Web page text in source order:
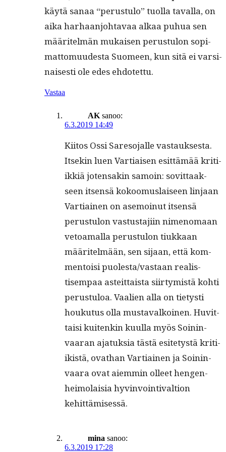
käytä sanaa “perus­tu­lo” tuol­la taval­la, on
aika harhaan­jo­htavaa alkaa puhua sen
määritelmän mukaisen perus­tu­lon sopi­
mat­to­muud­es­ta Suomeen, kun sitä ei varsi­
nais­es­ti ole edes ehdotettu.
Vastaa
AK sanoo:
6.3.2019 14:49
Kiitos Ossi Sare­so­jalle vas­tauk­ses­ta.
Itsekin luen Var­ti­aisen esit­tämää kri­ti­
ikkiä joten­sakin samoin: sovit­taak­
seen itsen­sä kokoomus­laiseen lin­jaan
Var­ti­ainen on ase­moin­ut itsen­sä
perus­tu­lon vas­tus­ta­ji­in nimeno­maan
vetoa­mal­la perus­tu­lon tiukkaan
määritelmään, sen sijaan, että kom­
men­toisi puolesta/vastaan real­is­
tisem­paa asteit­taista siir­tymistä kohti
perus­tu­loa. Vaalien alla on tietysti
houku­tus olla mus­tavalkoinen. Huvit­
taisi kuitenkin kuul­la myös Soin­in­
vaaran ajatuk­sia tästä esite­tys­tä kri­ti­
ik­istä, ovathan Var­ti­ainen ja Soin­in­
vaara ovat aiem­min olleet hen­gen­
heimo­laisia hyv­in­voin­ti­val­tion
kehittämisessä.
mina sanoo:
6.3.2019 17:28